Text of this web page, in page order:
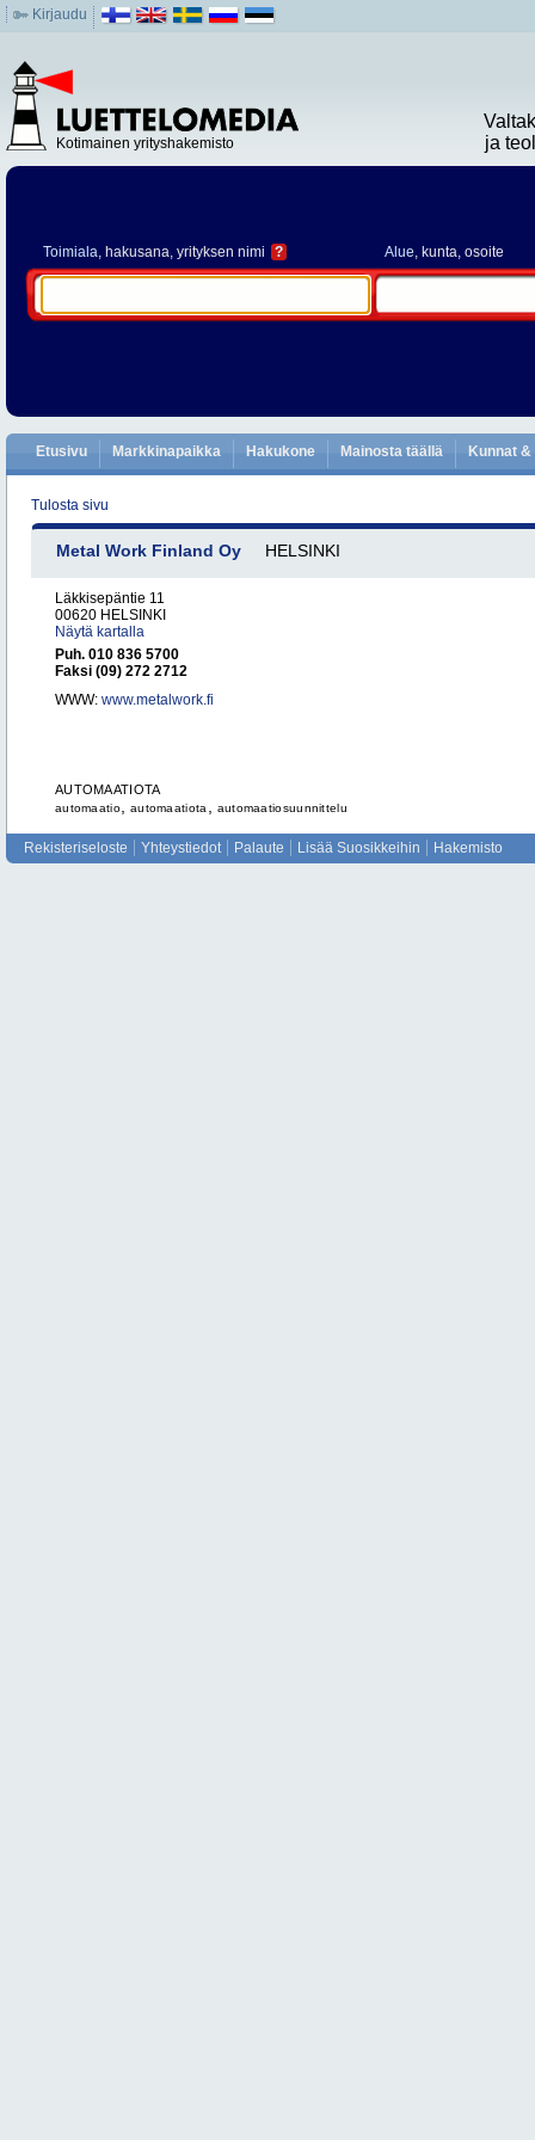
Kirjaudu
Kotimainen yrityshakemisto
ja
Toimiala, hakusana, yrityksen nimi ? Alue, kunta, osoite
Etusivu Markkinapaikka Hakukone Mainosta täällä Kunnat
Tulosta sivu
Metal Work Finland Oy HELSINKI
Läkkisepäntie 11
00620 HELSINKI
Näytä kartalla
Puh. 010 836 5700
Faksi (09) 272 2712
WWW: www.metalwork.fi
AUTOMAATIOTA
automaatio automaatiota automaatiosuunnittelu
Rekisteriseloste Yhteystiedot Palaute Lisää Suosikkeihin Hakemisto